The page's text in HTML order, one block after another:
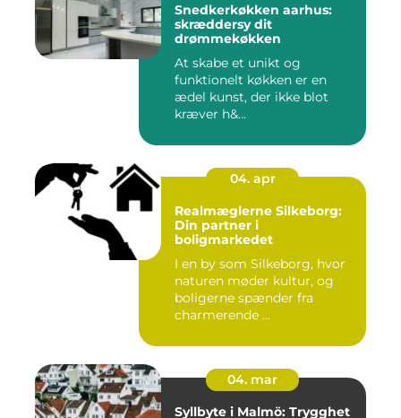
Snedkerkøkken aarhus:
skræddersy dit
drømmekøkken
At skabe et unikt og
funktionelt køkken er en
ædel kunst, der ikke blot
kræver h&...
04. apr
Realmæglerne Silkeborg:
Din partner i
boligmarkedet
I en by som Silkeborg, hvor
naturen møder kultur, og
boligerne spænder fra
charmerende ...
04. mar
Syllbyte i Malmö: Trygghet